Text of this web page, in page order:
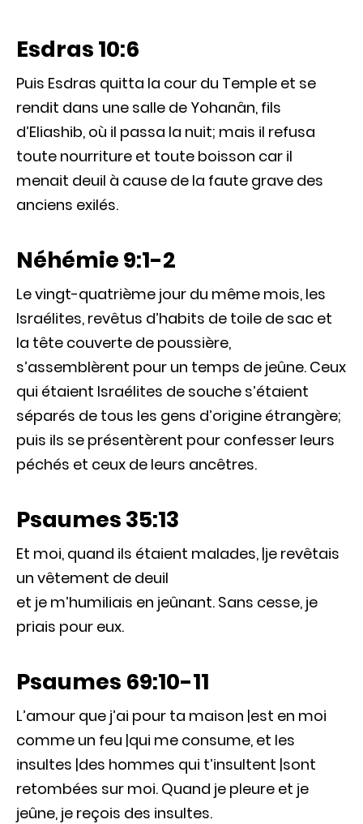
Esdras 10:6
Puis Esdras quitta la cour du Temple et se
rendit dans une salle de Yohanân, fils
d’Eliashib, où il passa la nuit; mais il refusa
toute nourriture et toute boisson car il
menait deuil à cause de la faute grave des
anciens exilés.
Néhémie 9:1-2
Le vingt-quatrième jour du même mois, les
Israélites, revêtus d’habits de toile de sac et
la tête couverte de poussière,
s’assemblèrent pour un temps de jeûne. Ceux
qui étaient Israélites de souche s’étaient
séparés de tous les gens d’origine étrangère;
puis ils se présentèrent pour confesser leurs
péchés et ceux de leurs ancêtres.
Psaumes 35:13
Et moi, quand ils étaient malades, |je revêtais
un vêtement de deuil
et je m’humiliais en jeûnant. Sans cesse, je
priais pour eux.
Psaumes 69:10-11
L’amour que j’ai pour ta maison |est en moi
comme un feu |qui me consume, et les
insultes |des hommes qui t’insultent |sont
retombées sur moi. Quand je pleure et je
jeûne, je reçois des insultes.